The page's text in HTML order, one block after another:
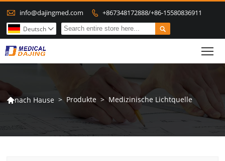
 info@dajingmed.com  +867348172888/+86-15580836911

Deutsch 
nach Hause > Produkte > Medizinische Lichtquelle